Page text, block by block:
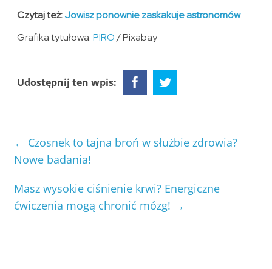
Czytaj też:Jowisz ponownie zaskakuje astronomów
Grafika tytułowa:PIRO/ Pixabay
Udostępnij ten wpis:
← Czosnek to tajna broń w służbie zdrowia?
Nowe badania!
Masz wysokie ciśnienie krwi? Energiczne
ćwiczenia mogą chronić mózg! →